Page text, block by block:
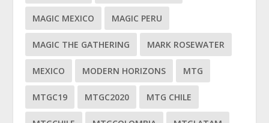
MAGIC MEXICO MAGIC PERU
MAGIC THE GATHERING MARK ROSEWATER
MEXICO MODERN HORIZONS MTG
MTGC19 MTGC2020 MTG CHILE